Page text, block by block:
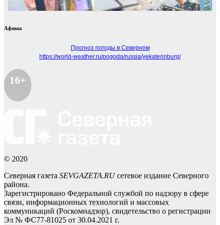
Афиша
Прогноз погоды в Северном
https://world-weather.ru/pogoda/russia/yekaterinburg/
16+
© 2020
Северная газета SEVGAZETA.RUсетевое издание Северного
района.
Зарегистрировано Федеральной службой по надзору в сфере
связи, информационных технологий и массовых
коммуникаций (Роскомнадзор), свидетельство о регистрации
Эл № ФС77-81025 от 30.04.2021 г.